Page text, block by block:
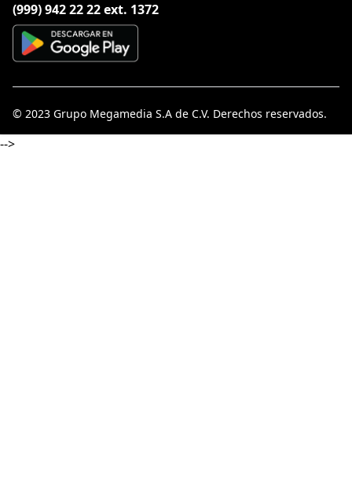
(999) 942 22 22 ext. 1372
© 2023 Grupo Megamedia S.A de C.V. Derechos reservados.
-->